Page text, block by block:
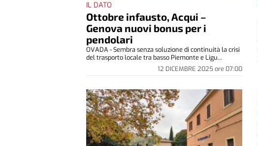
IL DATO
Ottobre infausto, Acqui –
Genova nuovi bonus per i
pendolari
12 DICEMBRE 2025ore 07:00
OVADA - Sembra senza soluzione di continuità la crisi
del trasporto locale tra basso Piemonte e Ligu...